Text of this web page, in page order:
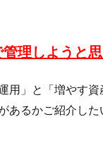
管理しようと
用」と「増やす資
あるかご紹介した